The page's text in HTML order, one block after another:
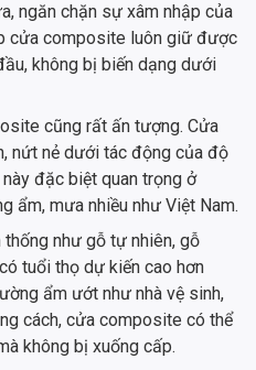
ngăn chặn sự xâm nhập của
cửa composite luôn giữ được
không bị biến dạng dưới
cũng rất ấn tượng. Cửa
nứt nẻ dưới tác động của độ
đặc biệt quan trọng ở
ẩm, mưa nhiều như Việt Nam.
như gỗ tự nhiên, gỗ
tuổi thọ dự kiến cao hơn
ẩm ướt như nhà vệ sinh,
cách, cửa composite có thể
không bị xuống cấp.